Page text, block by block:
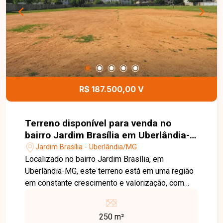
terreno bem localizado no bairro Jardim Brasília.
Agende uma visita e venha conhecer todos os
detalhes deste imóvel.
R$ 187.500,00 V
Terreno disponível para venda no
bairro Jardim Brasília em Uberlândia-
MGJardim Brasília - Uberlândia/MG
Localizado no bairro Jardim Brasília, em
Uberlândia-MG, este terreno está em uma região
em constante crescimento e valorização, com
principais vias da cidade e próximo a
supermercados, escolas, farmácias, comércios e
250 m²